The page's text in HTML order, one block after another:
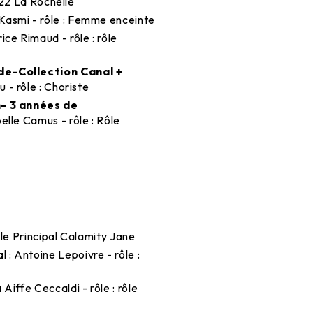
- rôle : Femme enceinte
Rimaud - rôle : rôle
Collection Canal +
- rôle : Choriste
3 années de
Camus - rôle : Rôle
Principal Calamity Jane
: Antoine Lepoivre - rôle :
Aiffe Ceccaldi - rôle : rôle